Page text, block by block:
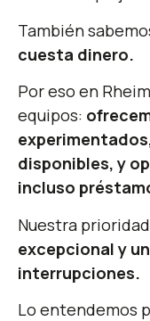
También
cuesta dinero.
Por eso en
equipos:
disponibles, y
incluso
Nuestra
excepcional y
interrupciones.
Lo entendemos